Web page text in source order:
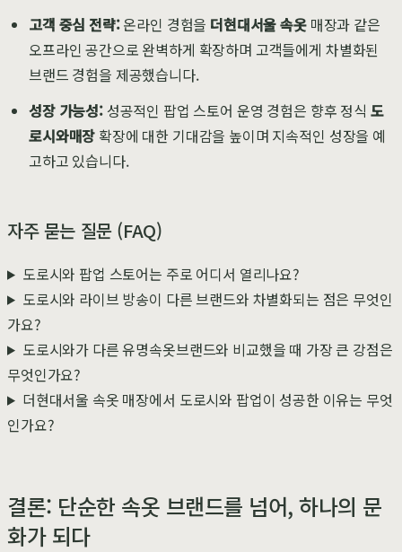
고객 중심 전략:온라인 경험을 더현대서울 속옷매장과 같은
오프라인 공간으로 완벽하게 확장하며 고객들에게 차별화된
브랜드 경험을 제공했습니다.
성장 가능성:성공적인 팝업 스토어 운영 경험은 향후 정식 도
로시와매장 확장에 대한 기대감을 높이며 지속적인 성장을 예
고하고 있습니다.
자주 묻는 질문 (FAQ)
도로시와 팝업 스토어는 주로 어디서 열리나요?
도로시와 라이브 방송이 다른 브랜드와 차별화되는 점은 무엇인
가요?
도로시와가 다른 유명속옷브랜드와 비교했을 때 가장 큰 강점은
무엇인가요?
더현대서울 속옷 매장에서 도로시와 팝업이 성공한 이유는 무엇
인가요?
결론: 단순한 속옷 브랜드를 넘어, 하나의 문
화가 되다